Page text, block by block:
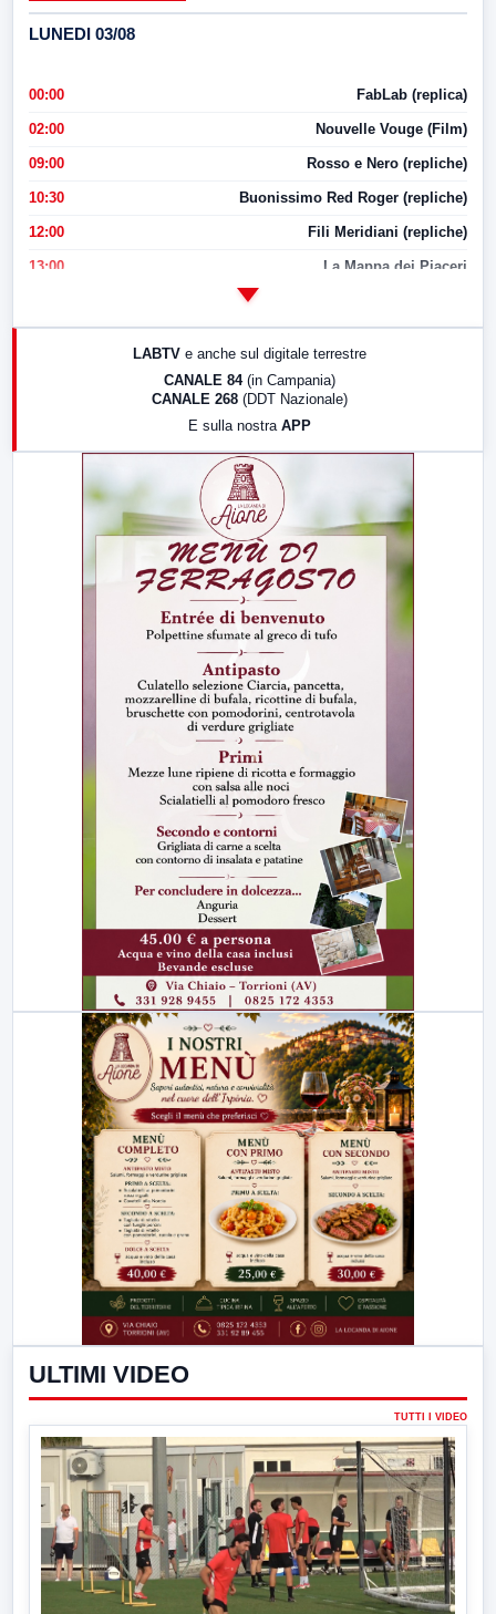
LUNEDI 03/08
00:00 FabLab (replica)
02:00 Nouvelle Vouge (Film)
09:00 Rosso e Nero (repliche)
10:30 Buonissimo Red Roger (repliche)
12:00 Fili Meridiani (repliche)
13:00 La Mappa dei Piaceri
LABTV e anche sul digitale terrestre
CANALE 84 (in Campania)
CANALE 268 (DDT Nazionale)
E sulla nostra APP
ULTIMI VIDEO
TUTTI I VIDEO